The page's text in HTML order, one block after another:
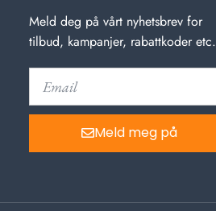
Meld deg på vårt nyhetsbrev for
tilbud, kampanjer, rabattkoder etc.
Meld meg på